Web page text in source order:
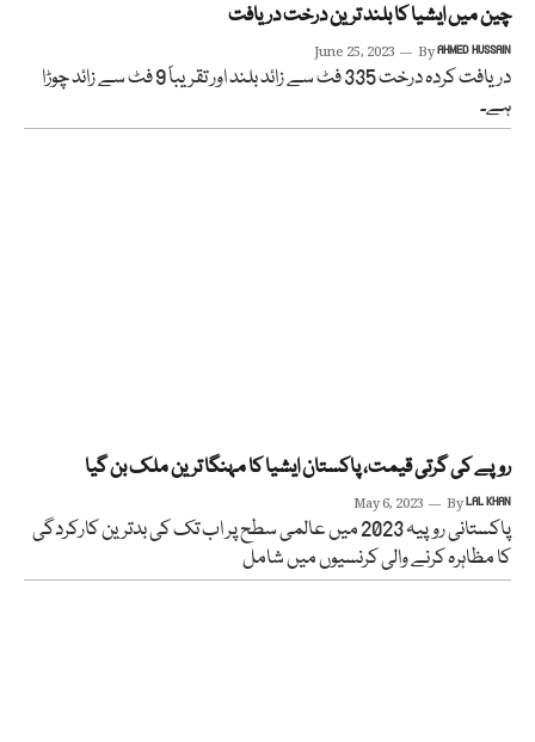
چین میں ایشیا کا بلند ترین درخت دریافت
June 25, 2023 ByAHMED HUSSAIN
دریافت کردہ درخت 335 فٹ سے زائد بلند اور تقریباً 9 فٹ سے زائد چوڑا
ہے۔
روپے کی گرتی قیمت، پاکستان ایشیا کا مہنگا ترین ملک بن گیا
May 6, 2023 ByLAL KHAN
پاکستانی روپیہ 2023 میں عالمی سطح پر اب تک کی بدترین کارکردگی
کا مظاہرہ کرنے والی کرنسیوں میں شامل